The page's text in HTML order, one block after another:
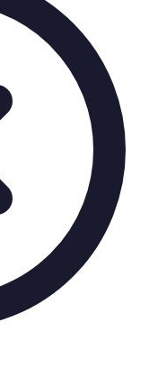
- Nissan Navara
- 2015 King Cab
- 2015